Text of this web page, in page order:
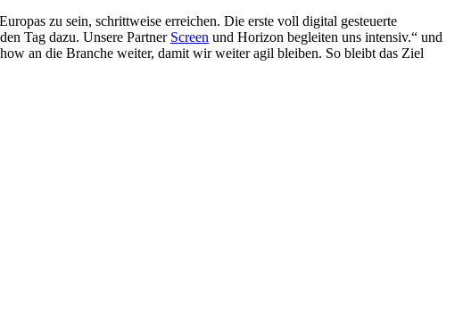
zu sein, schrittweise erreichen. Die erste voll digital gesteuerte
Tag dazu. Unsere Partner Screen und Horizon begleiten uns intensiv.“ und
an die Branche weiter, damit wir weiter agil bleiben. So bleibt das Ziel